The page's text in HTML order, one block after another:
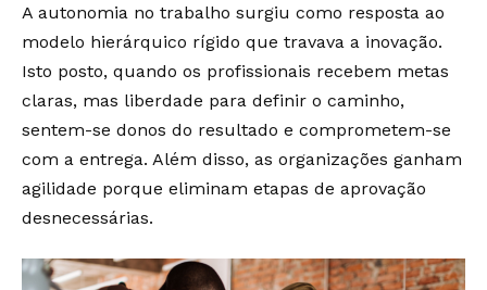
A autonomia no trabalho surgiu como resposta ao
modelo hierárquico rígido que travava a inovação.
Isto posto, quando os profissionais recebem metas
claras, mas liberdade para definir o caminho,
sentem-se donos do resultado e comprometem-se
com a entrega. Além disso, as organizações ganham
agilidade porque eliminam etapas de aprovação
desnecessárias.